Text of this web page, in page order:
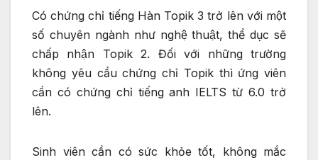
Có chứng chỉ tiếng Hàn Topik 3 trở lên với một
số chuyên ngành như nghệ thuật, thể dục sẽ
chấp nhận Topik 2. Đối với những trường
không yêu cầu chứng chỉ Topik thì ứng viên
cần có chứng chỉ tiếng anh IELTS từ 6.0 trở
lên.
Sinh viên cần có sức khỏe tốt, không mắc